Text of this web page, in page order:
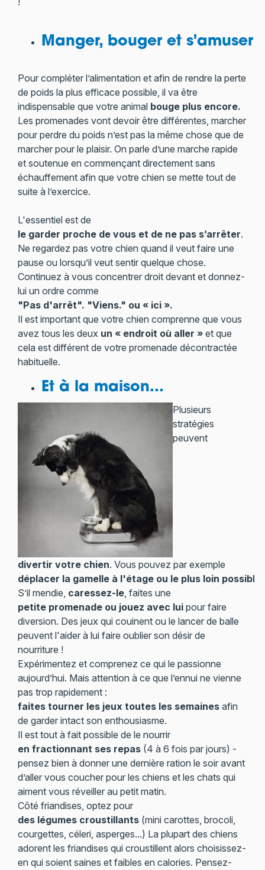
Manger, bouger et s'amuser !
Pour compléter l’alimentation et afin de rendre la perte
de poids la plus efficace possible, il va être
indispensable que votre animal bouge plus encore.
Les promenades vont devoir être différentes, marcher
pour perdre du poids n’est pas la même chose que de
marcher pour le plaisir. On parle d’une marche rapide
et soutenue en commençant directement sans
échauffement afin que votre chien se mette tout de
suite à l’exercice.
L'essentiel est de
le garder proche de vous et de ne pas s’arrêter.
Ne regardez pas votre chien quand il veut faire une
pause ou lorsqu’il veut sentir quelque chose.
Continuez à vous concentrer droit devant et donnez-
lui un ordre comme
"Pas d'arrêt". "Viens." ou « ici ».
Il est important que votre chien comprenne que vous
avez tous les deux un « endroit où aller »et que
cela est différent de votre promenade décontractée
habituelle.
Et à la maison...
Plusieurs
stratégies
peuvent
divertir votre chien. Vous pouvez par exemple
déplacer la gamelle à l'étage ou le plus loin
S’il mendie, caressez-le, faites une
petite promenade ou jouez avec luipour faire
diversion. Des jeux qui couinent ou le lancer de balle
peuvent l'aider à lui faire oublier son désir de
nourriture !
Expérimentez et comprenez ce qui le passionne
aujourd’hui. Mais attention à ce que l’ennui ne vienne
pas trop rapidement :
faites tourner les jeux toutes les semainesafin
de garder intact son enthousiasme.
Il est tout à fait possible de le nourrir
en fractionnant ses repas(4 à 6 fois par jours) -
pensez bien à donner une dernière ration le soir avant
d’aller vous coucher pour les chiens et les chats qui
aiment vous réveiller au petit matin.
Côté friandises, optez pour
des légumes croustillants(mini carottes, brocoli,
courgettes, céleri, asperges...) La plupart des chiens
adorent les friandises qui croustillent alors choisissez-
en qui soient saines et faibles en calories. Pensez-